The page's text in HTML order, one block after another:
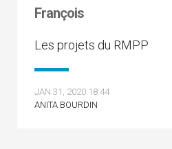
François
Les projets du RMPP
JAN 31, 2020 18:44
ANITA BOURDIN